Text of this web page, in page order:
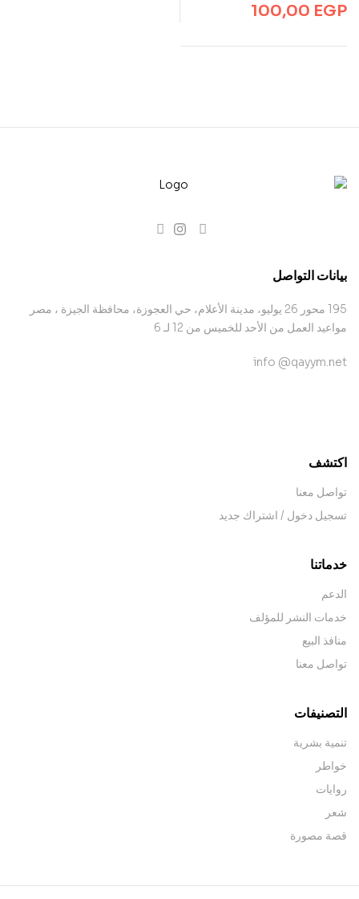
100,00 EGP
بيانات التواصل
195 محور 26 يوليو، مدينة الأعلام، حي العجوزة، محافظة الجيزة ، مصر
مواعيد العمل من الأحد للخميس من 12 لـ 6
info @qayym.net
اكتشف
تواصل معنا
تسجيل دخول / اشتراك جديد
خدماتنا
الدعم
خدمات النشر للمؤلف
منافذ البيع
تواصل معنا
التصنيفات
تنمية بشرية
خواطر
روايات
شعر
قصة مصورة